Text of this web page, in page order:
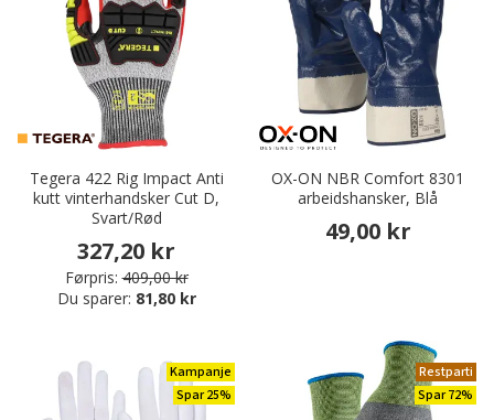
Tegera 422 Rig Impact Anti
kutt vinterhandsker Cut D,
Svart/Rød
327,20 kr
Førpris: 409,00 kr
Du sparer: 81,80 kr
OX-ON NBR Comfort 8301
arbeidshansker, Blå
49,00 kr
Kampanje
Spar 25%
Restparti
Spar 72%